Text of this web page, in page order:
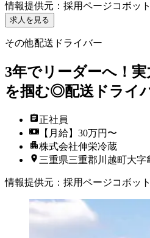
情報提供元 ： 採用ページコボット
求人を見る
その他配送ドライバー
3年でリーダーへ！
を掴む◎配送ドライ
正社員
【月給】30万円〜
株式会社伸栄冷蔵
三重県三重郡川越町大字
情報提供元 ： 採用ページコボット